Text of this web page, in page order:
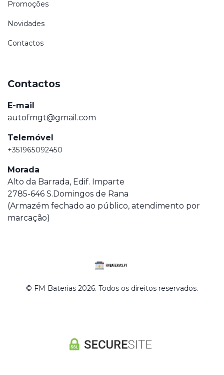
© FM Baterias 2026. Todos os direitos reservados.
Promoções
Novidades
Contactos
Contactos
E-mail
autofmgt@gmail.com
Telemóvel
+351965092450
Morada
Alto da Barrada, Edif. Imparte
2785-646 S.Domingos de Rana
(Armazém fechado ao público, atendimento por
marcação)